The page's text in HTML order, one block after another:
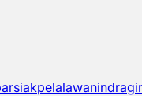
siakpelalawan